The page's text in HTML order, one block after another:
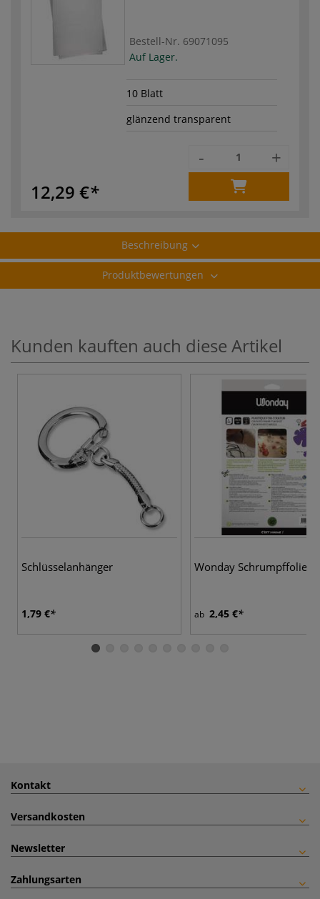
Bestell-Nr. 69071095
Auf Lager.
10 Blatt
glänzend transparent
12,29 €
- +
Beschreibung
Produktbewertungen
Kunden kauften auch diese Artikel
Schlüsselanhänger
1,79 €
Wonday Schrumpffolie
ab 2,45 €
Kontakt
Versandkosten
Newsletter
Zahlungsarten